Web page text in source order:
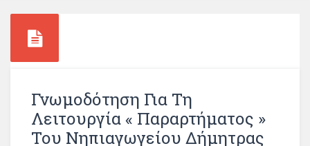
Γνωμοδότηση Για Τη
Λειτουργία « Παραρτήματος »
Του Νηπιαγωγείου Δήμητρας